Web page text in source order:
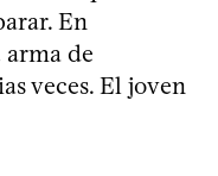
En
arma de
veces. El joven